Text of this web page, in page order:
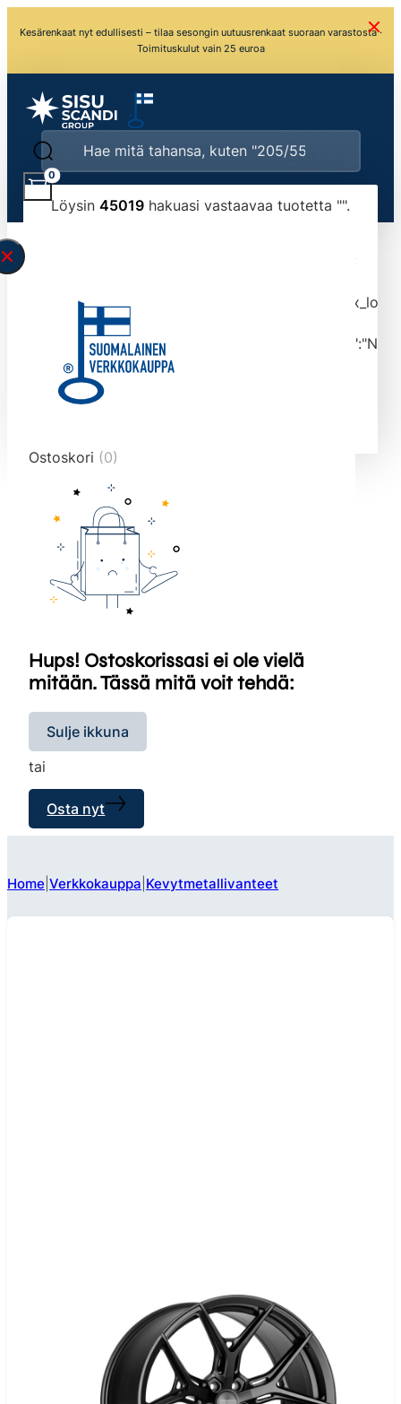
Kesärenkaat nyt edullisesti – tilaa sesongin uutuusrenkaat suoraan varastosta ·
Toimituskulut vain 25 euroa
Löysin 45019 hakuasi vastaavaa tuotetta "".
typed the search query correctly.<br>Currently
tmlmvi","meta_query":
data-original-query-vars="[]" data-page="1"
data-max-pages="4502" data-start="1" data-
end="10">
0
Ostoskori (0)
Hups! Ostoskorissasi ei ole vielä
mitään. Tässä mitä voit tehdä:
Sulje ikkuna
tai
Osta nyt
Home Verkkokauppa Kevytmetallivanteet